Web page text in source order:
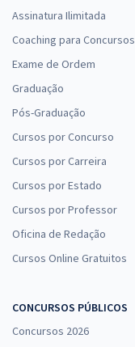
Assinatura Ilimitada
Coaching para Concursos
Exame de Ordem
Graduação
Pós-Graduação
Cursos por Concurso
Cursos por Carreira
Cursos por Estado
Cursos por Professor
Oficina de Redação
Cursos Online Gratuitos
CONCURSOS PÚBLICOS
Concursos 2026